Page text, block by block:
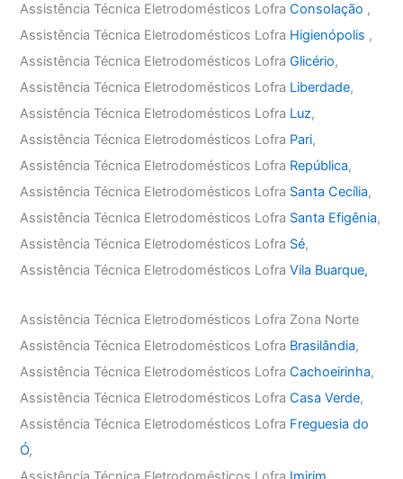
Assistência Técnica Eletrodomésticos LofraConsolação ,
Assistência Técnica Eletrodomésticos Lofra Higienópolis ,
Assistência Técnica Eletrodomésticos LofraGlicério,
Assistência Técnica Eletrodomésticos Lofra Liberdade,
Assistência Técnica Eletrodomésticos Lofra Luz,
Assistência Técnica Eletrodomésticos Lofra Pari,
Assistência Técnica Eletrodomésticos Lofra República,
Assistência Técnica Eletrodomésticos Lofra Santa Cecília,
Assistência Técnica Eletrodomésticos Lofra Santa Efigênia,
Assistência Técnica Eletrodomésticos Lofra Sé,
Assistência Técnica Eletrodomésticos LofraVila Buarque,
Assistência Técnica Eletrodomésticos Lofra Zona Norte
Assistência Técnica Eletrodomésticos Lofra Brasilândia,
Assistência Técnica Eletrodomésticos LofraCachoeirinha,
Assistência Técnica Eletrodomésticos LofraCasa Verde,
Assistência Técnica Eletrodomésticos Lofra Freguesia do
Ó,